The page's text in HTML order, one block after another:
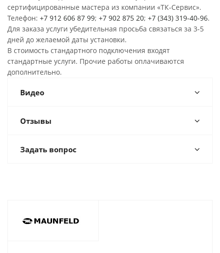
сертифицированные мастера из компании «ТК-Сервис».
Телефон: +7 912 606 87 99; +7 902 875 20; +7 (343) 319-40-96.
Для заказа услуги убедительная просьба связаться за 3-5
дней до желаемой даты установки.
В стоимость стандартного подключения входят
стандартные услуги. Прочие работы оплачиваются
дополнительно.
Видео
Отзывы
Задать вопрос